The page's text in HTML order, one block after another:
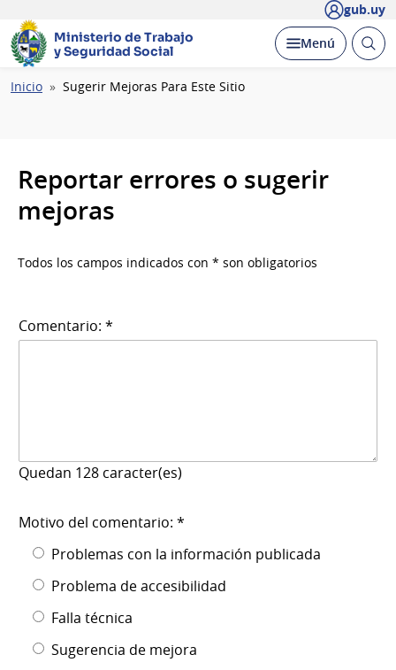
gub.uy
Ministerio de Trabajo
y Seguridad Social
Desplegar
Menú Abrir
Ruta
Inicio Sugerir Mejoras Para Este Sitio
Reportar errores o sugerir
mejoras
Todos los campos indicados con * son obligatorios
Comentario: *
Quedan 128 caracter(es)
Motivo del comentario: *
Problemas con la información publicada
Problema de accesibilidad
Falla técnica
Sugerencia de mejora